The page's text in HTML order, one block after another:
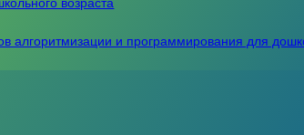
алгоритмизации и программирования для